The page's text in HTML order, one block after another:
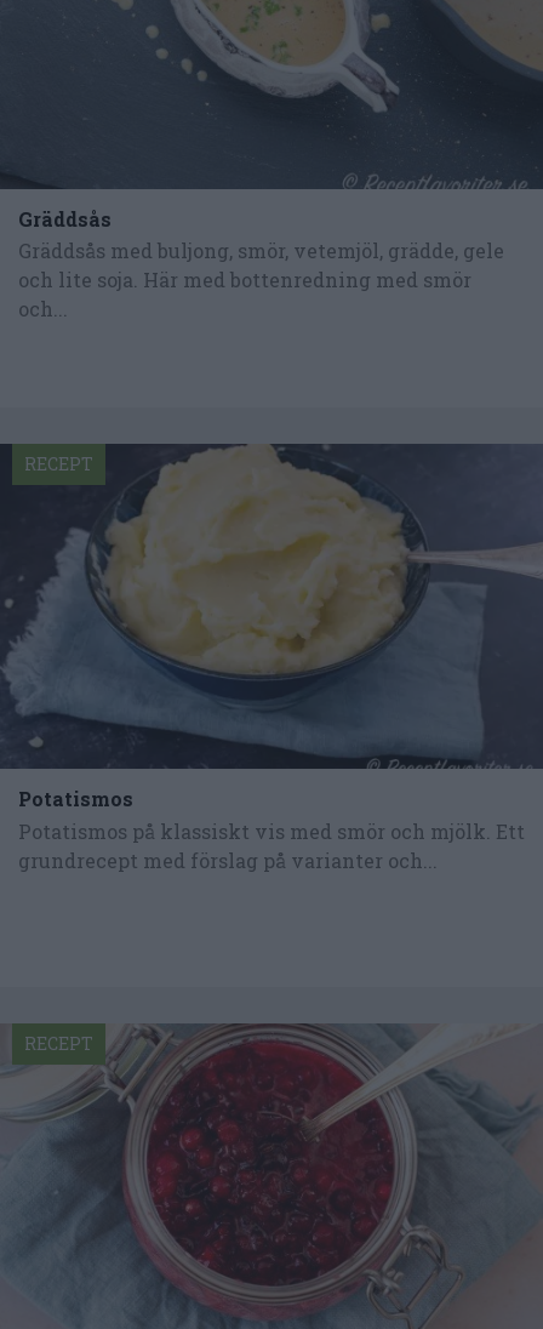
Gräddsås
Gräddsås med buljong, smör, vetemjöl, grädde, gele
och lite soja. Här med bottenredning med smör
och...
Potatismos
Potatismos på klassiskt vis med smör och mjölk. Ett
grundrecept med förslag på varianter och...
RECEPT
RECEPT